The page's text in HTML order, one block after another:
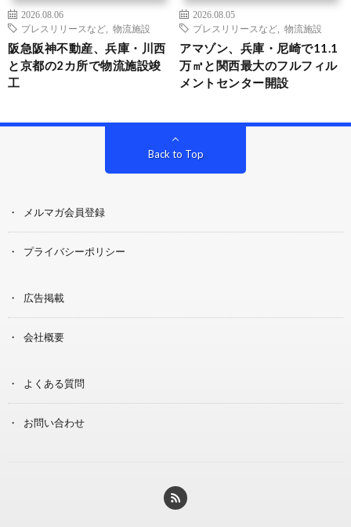
2026.08.06
プレスリリースなど
物流施設
阪急阪神不動産、兵庫・川西
と京都の2カ所で物流施設竣
工
2026.08.05
プレスリリースなど
物流施設
アマゾン、兵庫・尼崎で11.1
万㎡と関西最大のフルフィル
メントセンター開設
Back to Top
メルマガ会員登録
プライバシーポリシー
広告掲載
会社概要
よくある質問
お問い合わせ